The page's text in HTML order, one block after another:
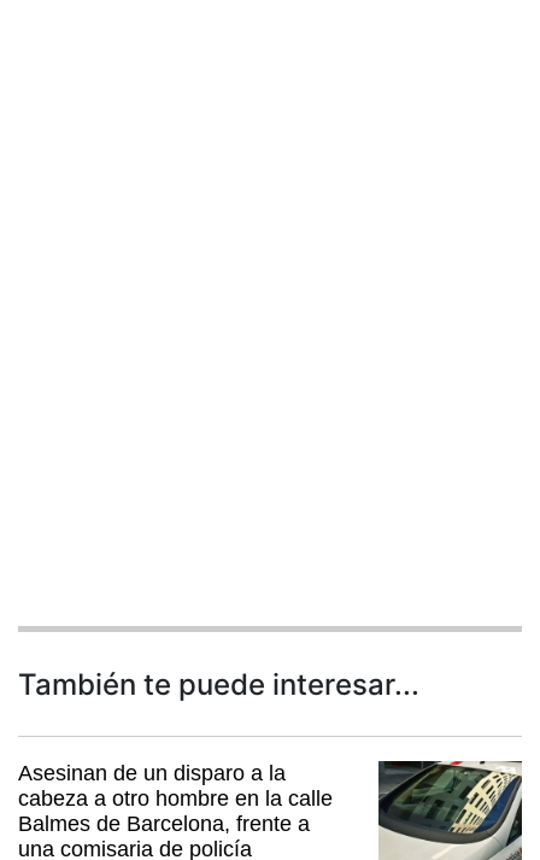
También te puede interesar...
Asesinan de un disparo a la
cabeza a otro hombre en la calle
Balmes de Barcelona, frente a
una comisaria de policía